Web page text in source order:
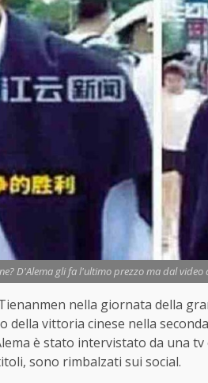
D'Alema gli fa l'ultimo prezzo ma dal
nella giornata della
della vittoria cinese nella
è stato intervistato da una
sono rimbalzati sui social.